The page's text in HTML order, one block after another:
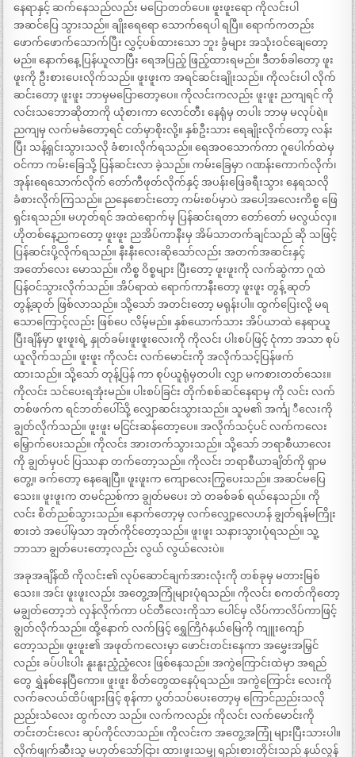
နေရာနှင့် ဆက်နေသည်လည်း မပြောတတ်ပေ။ ဖူးဖူးရော ကိုလင်းပါ
အဆင်ပြေ သွားသည်။ ချိုးရေရော သောက်ရေပါ ရပြီ။ ရောက်ကတည်း
ဖောက်ဖောက်သောက်ပြီး လွှင့်ပစ်ထားသော ဘူး ခွံများ အသုံးဝင်ချေတော့
မည်။ နောက်နေ့ ပြန်ယူလာပြီး ရေအပြည့် ဖြည့်ထားရမည်။ ဒီတစ်ခါတော့ ဖူး
ဖူးကို ဦးစားပေးလိုက်သည်။ ဖူးဖူးက အရင်ဆင်းချိုးသည်။ ကိုလင်းပါ လိုက်
ဆင်းတော့ ဖူးဖူး ဘာမှမပြောတော့ပေ။ ကိုလင်းကလည်း ဖူးဖူး ညကျရင် ကို
လင်းသဘောဆိုတာကို ယုံစားကာ လောင်တီး နေရုံမှ တပါး ဘာမှ မလုပ်ရဲ။
ညကျမှ လက်မခံတော့ရင် ငတ်မှာစိုးလို့။ နှစ်ဦးသား ရေချိုးလိုက်တော့ လန်း
ပြီး သန့်ရှင်းသွားသလို ခံစားလိုက်ရသည်။ ရေအဝသောက်ကာ ဂူပေါက်ထဲမှ
ဝင်ကာ ကမ်းခြေသို့ ပြန်ဆင်းလာ ခဲ့သည်။ ကမ်းခြေမှာ ဂဏန်းကောက်လိုက်၊
အုန်းရေသောက်လိုက် တော်ကီဖုတ်လိုက်နှင့် အပန်းဖြေခရီးသွား နေရသလို
ခံစားလိုက်ကြသည်။ ညနေစောင်းတော့ ကမ်းစပ်မှာပဲ အပေါ့အလေးကိစ္စ ဖြေ
ရှင်းရသည်။ မဟုတ်ရင် အထဲရောက်မှ ပြန်ဆင်းရတာ တော်တော် မလွယ်လှ။
ဟိုတစ်နေ့ညကတော့ ဖူးဖူး ညအိပ်ကာနီးမှ အိမ်သာတက်ချင်သည် ဆို သဖြင့်
ပြန်ဆင်းပို့လိုက်ရသည်။ နီးနီးလေးဆိုသော်လည်း အတက်အဆင်းနှင့်
အတော်လေး မောသည်။ ကိစ္စ ဝိစ္စများ ပြီးတော့ ဖူးဖူးကို လက်ဆွဲကာ ဂူထဲ
ပြန်ဝင်သွားလိုက်သည်။ အိပ်ရာထဲ ရောက်ကာနီးတော့ ဖူးဖူး တွန့် ဆုတ်
တွန့်ဆုတ် ဖြစ်လာသည်။ သို့သော် အတင်းတော့ မရုန်းပါ။ ထွက်ပြေးလို့ မရ
သောကြောင့်လည်း ဖြစ်ပေ လိမ့်မည်။ နှစ်ယောက်သား အိပ်ယာထဲ နေရာယူ
ပြီးချိန်မှာ ဖူးဖူးရဲ့ နှုတ်ခမ်းဖူးဖူးလေးကို ကိုလင်း ပါးစပ်ဖြင့် ငုံကာ အသာ စုပ်
ယူလိုက်သည်။ ဖူးဖူး ကိုလင်း လက်မောင်းကို အလိုက်သင့်ပြန်ဖက်
ထားသည်။ သို့သော် တုန့်ပြန် ကာ စုပ်ယူရုံမှတပါး လျှာ မကစားတတ်သေး။
ကိုလင်း သင်ပေးရအုံးမည်။ ပါးစပ်ခြင်း တိုက်စစ်ဆင်နေရာမှ ကို လင်း လက်
တစ်ဖက်က ရင်ဘတ်ပေါ်သို့ လျှောဆင်းသွားသည်။ သူမ၏ အင်္ကျ ီလေးကို
ချွတ်လိုက်သည်။ ဖူးဖူး မငြင်းဆန်တော့ပေ။ အလိုက်သင့်ပင် လက်ကလေး
မြှောက်ပေးသည်။ ကိုလင်း အားတက်သွားသည်။ သို့သော် ဘရာစီယာလေး
ကို ချွတ်မှပင် ပြဿနာ တက်တော့သည်။ ကိုလင်း ဘရာစီယာချိတ်ကို ရှာမ
တွေ့။ ခက်တော့ နေချေပြီ။ ဖူးဖူးက ကျောလေးကြွပေးသည်။ အဆင်မပြေ
သေး။ ဖူးဖူးက တမင်ညစ်ကာ ချွတ်မပေး ဘဲ တခစ်ခစ် ရယ်နေသည်။ ကို
လင်း စိတ်ညစ်သွားသည်။ နောက်တော့မှ လက်လျှော့လေဟန် ချွတ်ရန်မကြိုး
စားဘဲ အပေါ်မှသာ အုတ်ကိုင်တော့သည်။ ဖူးဖူး သနားသွားပုံရသည်။ သူ့
ဘာသာ ချွတ်ပေးတော့လည်း လွယ် လွယ်လေးပဲ။
အခုအချိန်ထိ ကိုလင်း၏ လုပ်ဆောင်ချက်အားလုံးကို တစ်ခုမှ မတားမြစ်
သေး။ အင်း ဖူးဖူးလည်း အတွေ့အကြုံများပုံရသည်။ ကိုလင်း စကတ်ကိုတော့
မချွတ်တော့ဘဲ လှန်လိုက်ကာ ပင်တီလေးကိုသာ ပေါင်မှ လိပ်ကာလိပ်ကာဖြင့်
ချွတ်လိုက်သည်။ ထို့နောက် လက်ဖြင့် ရွှေကြိဂံနယ်မြေကို ကျူးကျော်
တော့သည်။ ဖူးဖူး၏ အဖုတ်ကလေးမှာ ဖောင်းတင်းနေကာ အမွှေးအမြှင်
လည်း ခပ်ပါးပါး နူးနူးညံ့ညံ့လေး ဖြစ်နေသည်။ အကွဲကြောင်းထဲမှာ အရည်
တွေ ရွှဲနစ်နေပြီကော။ ဖူးဖူး စိတ်တွေထနေပုံရသည်။ အကွဲကြောင်း လေးကို
လက်ခလယ်ထိပ်ဖျားဖြင့် စုန်ကာ ပွတ်သပ်ပေးတော့မှ ကြောင်ညည်းသလို
ညည်းသံလေး ထွက်လာ သည်။ လက်ကလည်း ကိုလင်း လက်မောင်းကို
တင်းတင်းလေး ဆုပ်ကိုင်လာသည်။ ကိုလင်းက အတွေ့အကြုံ များပြီးသားပါ။
လိုက်ဖျက်ဆီးသူ မဟုတ်သော်ငြား ထားဖူးသမျှ ရည်းစားတိုင်းသည် နယ်လွန်